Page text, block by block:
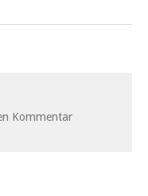
Kommentar